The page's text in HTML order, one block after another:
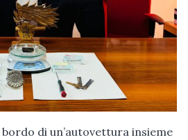
bordo di un’autovettura insieme